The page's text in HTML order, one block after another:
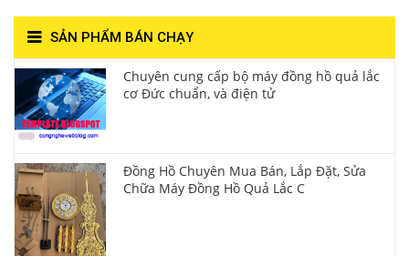
SẢN PHẨM BÁN CHẠY
Chuyên cung cấp bộ máy đồng hồ quả lắc
cơ Đức chuẩn, và điện tử
Đồng Hồ Chuyên Mua Bán, Lắp Đặt, Sửa
Chữa Máy Đồng Hồ Quả Lắc C